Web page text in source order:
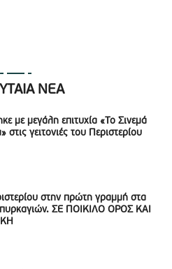
ΝΕΑ
με μεγάλη επιτυχία «Το Σινεμά
στις γειτονιές του Περιστερίου
στην πρώτη γραμμή στα
ΣΕ ΠΟΙΚΙΛΟ ΟΡΟΣ ΚΑΙ